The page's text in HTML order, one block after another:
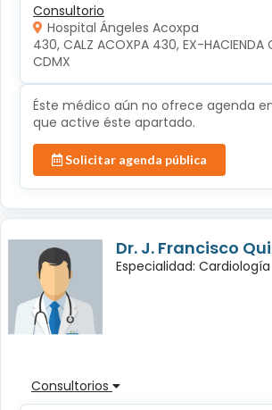
Consultorio
Hospital Ángeles Acoxpa
430, CALZ ACOXPA 430, EX-HACIENDA
CDMX
Éste médico aún no ofrece agenda
que active éste apartado.
Solicitar agenda pública
Dr. J. Francisco
Especialidad: Cardiología
Consultorios